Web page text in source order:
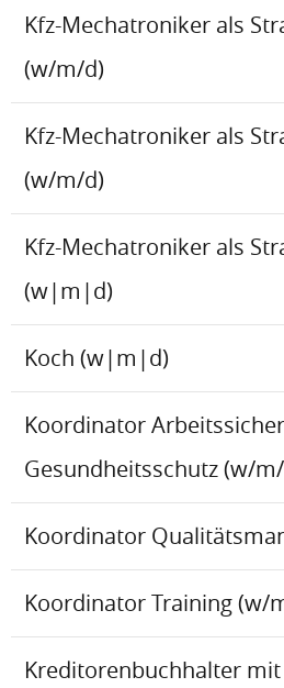
Kfz-Mechatroniker als
(w/m/d)
Kfz-Mechatroniker als
(w/m/d)
Kfz-Mechatroniker als
(w|m|d)
Koch (w|m|d)
Koordinator
Gesundheitsschutz (w/
Koordinator
Koordinator Training (w/
Kreditorenbuchhalter